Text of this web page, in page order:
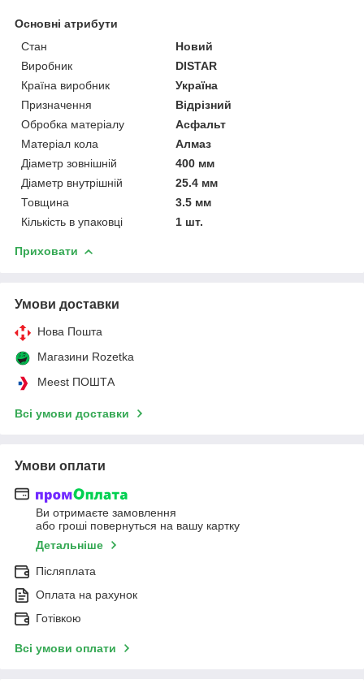
Основні атрибути
Стан
Новий
Виробник
DISTAR
Країна виробник
Україна
Призначення
Відрізний
Обробка матеріалу
Асфальт
Матеріал кола
Алмаз
Діаметр зовнішній
400 мм
Діаметр внутрішній
25.4 мм
Товщина
3.5 мм
Кількість в упаковці
1 шт.
Приховати
Умови доставки
Нова Пошта
Магазини Rozetka
Meest ПОШТА
Всі умови доставки
Умови оплати
Ви отримаєте замовлення
або гроші повернуться на вашу картку
Детальніше
Післяплата
Оплата на рахунок
Готівкою
Всі умови оплати